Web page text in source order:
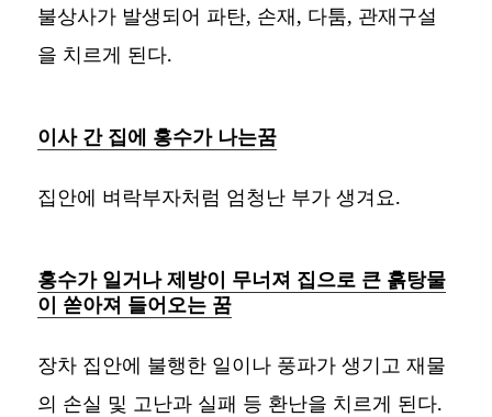
불상사가 발생되어 파탄, 손재, 다툼, 관재구설
을 치르게 된다.
이사 간 집에 홍수가 나는꿈
집안에 벼락부자처럼 엄청난 부가 생겨요.
홍수가 일거나 제방이 무너져 집으로 큰 흙탕물
이 쏟아져 들어오는 꿈
장차 집안에 불행한 일이나 풍파가 생기고 재물
의 손실 및 고난과 실패 등 환난을 치르게 된다.